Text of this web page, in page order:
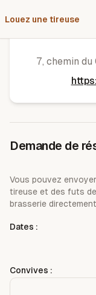
Louez une tireuse
7, chemin du
Demande de
Vous pouvez
tireuse et des futs
brasserie
Dates :
Convives :